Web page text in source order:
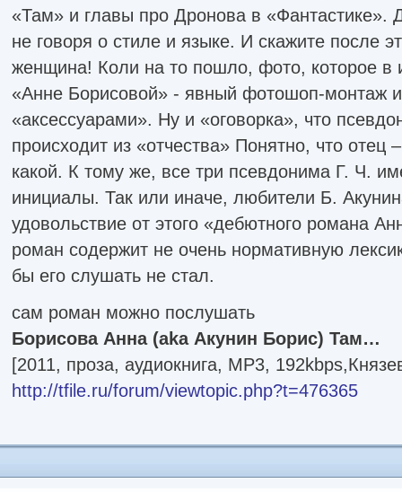
«Там» и главы про Дронова в «Фантастике».
не говоря о стиле и языке. И скажите после
женщина! Коли на то пошло, фото, которое в
«Анне Борисовой» - явный фотошоп-монтаж
«аксессуарами». Ну и «оговорка», что
происходит из «отчества» Понятно, что отец
какой. К тому же, все три псевдонима Г. Ч.
инициалы. Так или иначе, любители Б.
удовольствие от этого «дебютного романа
роман содержит не очень нормативную
бы его слушать не стал.
сам роман можно послушать
Борисова Анна (aka Акунин Борис) Там…
[2011, проза, аудиокнига, MP3,
http://tfile.ru/forum/viewtopic.php?t=476365